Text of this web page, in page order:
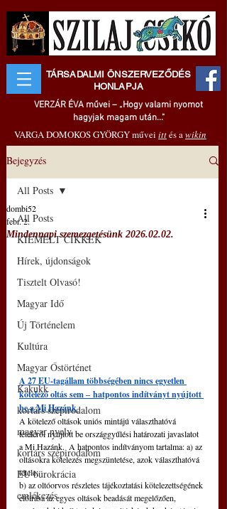
TÁRSADALMI ÖNSZERVEZŐDÉS
HONLAPJA
VERZÁR ÉVA művei – „Hogy valami nyomot
hagyjak magam után..."
VARGA DOMOKOS GYÖRGY művei ittés awikin
Bejegyzés
All Posts
KIEMELT CIKKEK
Hírek, újdonságok
Tisztelt Olvasó!
Magyar Idő
Új Történelem
Kultúra
Magyar Őstörténet
Kakukk
kortárs szépirodalom
magyar nyelv
kortárs szépirodalom
EU bürokrácia
emlékezés
All Posts
Mindennapi szemezgetésünk 2026.02.02.
dombi52
febr. 2.
A 27 EU-tagállam többségében nincs egyetlen
kötelező oltás sem ‒ hatpontos indítványt nyújtott
be a Mi Hazánk
A kötelező oltások uniós mintájú választhatóvá
tételéről nyújtott be országgyűlési határozati javaslatot
a Mi Hazánk. A hatpontos indítványom tartalma: a) az
oltásokra kötelezés megszüntetése, azok választhatóvá
tétele;
b) az oltóorvos részletes tájékoztatási kötelezettségének
előírása az egyes oltások beadását megelőzően,